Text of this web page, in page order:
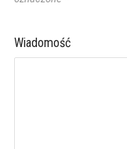
Wiadomość